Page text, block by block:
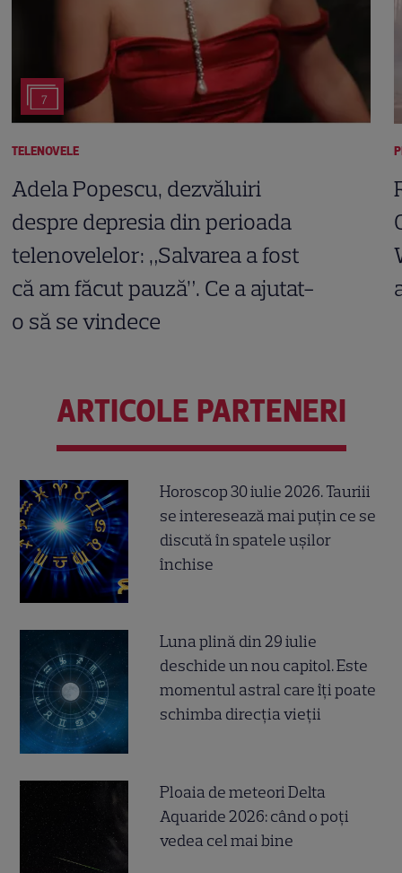
7
TELENOVELE
Adela Popescu, dezvăluiri
despre depresia din perioada
telenovelelor: „Salvarea a fost
că am făcut pauză”. Ce a ajutat-
o să se vindece
ARTICOLE PARTENERI
Horoscop 30 iulie 2026. Tauriii
se interesează mai puțin ce se
discută în spatele ușilor
închise
Luna plină din 29 iulie
deschide un nou capitol. Este
momentul astral care îți poate
schimba direcția vieții
Ploaia de meteori Delta
Aquaride 2026: când o poți
vedea cel mai bine